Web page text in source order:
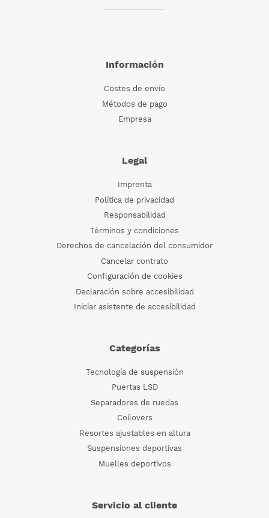
Información
Costes de envío
Métodos de pago
Empresa
Legal
Imprenta
Política de privacidad
Responsabilidad
Términos y condiciones
Derechos de cancelación del consumidor
Cancelar contrato
Configuración de cookies
Declaración sobre accesibilidad
Iniciar asistente de accesibilidad
Categorías
Tecnología de suspensión
Puertas LSD
Separadores de ruedas
Coilovers
Resortes ajustables en altura
Suspensiones deportivas
Muelles deportivos
Servicio al cliente